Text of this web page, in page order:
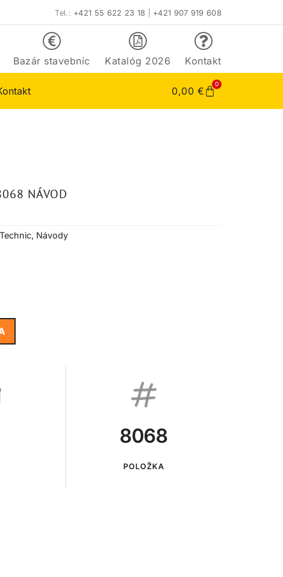
Tel.: +421 55 622 23 18 +421 907 919 608
Bazár stavebníc Katalóg 2026 Kontakt
0,00 €
0
NÁVOD
, Návody
8068
POLOŽKA